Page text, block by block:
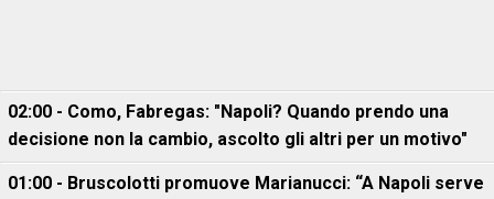
02:00 - Como, Fabregas: "Napoli? Quando prendo una
decisione non la cambio, ascolto gli altri per un motivo"
01:00 - Bruscolotti promuove Marianucci: “A Napoli serve